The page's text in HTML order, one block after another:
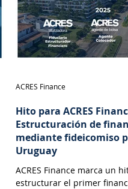
Hito para ACRES
Estructuración de
mediante fideicomiso
Uruguay
ACRES Finance marca un
estructurar el primer
ACRES Finance